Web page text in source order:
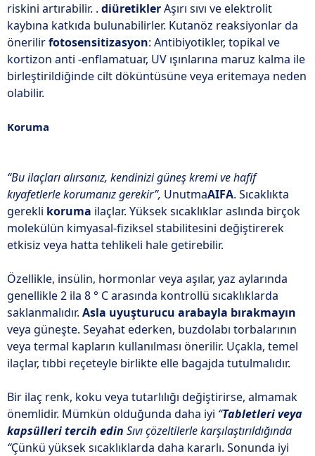
riskini artırabilir. . diüretiklerAşırı sıvı ve elektrolit
kaybına katkıda bulunabilirler. Kutanöz reaksiyonlar da
önerilirfotosensitizasyon: Antibiyotikler, topikal ve
kortizon anti -enflamatuar, UV ışınlarına maruz kalma ile
birleştirildiğinde cilt döküntüsüne veya eritemaya neden
olabilir.
Koruma
“Bu ilaçları alırsanız, kendinizi güneş kremi ve hafif
kıyafetlerle korumanız gerekir”, UnutmaAIFA. Sıcaklıkta
gerekli koruma ilaçlar. Yüksek sıcaklıklar aslında birçok
molekülün kimyasal-fiziksel stabilitesini değiştirerek
etkisiz veya hatta tehlikeli hale getirebilir.
Özellikle, insülin, hormonlar veya aşılar, yaz aylarında
genellikle 2 ila 8 ° C arasında kontrollü sıcaklıklarda
saklanmalıdır. Asla uyuşturucu arabayla bırakmayın
veya güneşte. Seyahat ederken, buzdolabı torbalarının
veya termal kapların kullanılması önerilir. Uçakla, temel
ilaçlar, tıbbi reçeteyle birlikte elle bagajda tutulmalıdır.
Bir ilaç renk, koku veya tutarlılığı değiştirirse, almamak
önemlidir. Mümkün olduğunda daha iyi “Tabletleri veya
kapsülleri tercih edin Sıvı çözeltilerle karşılaştırıldığında
“Çünkü yüksek sıcaklıklarda daha kararlı. Sonunda iyi